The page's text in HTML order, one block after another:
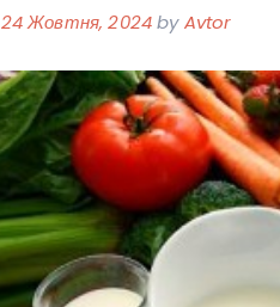
24 Жовтня, 2024byAvtor